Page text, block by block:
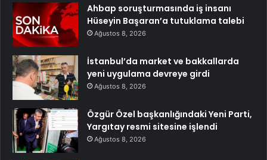
Ahbap soruşturmasında iş insanı
Hüseyin Başaran’a tutuklama talebi
Ağustos 8, 2026
İstanbul’da market ve bakkallarda
yeni uygulama devreye girdi
Ağustos 8, 2026
Özgür Özel başkanlığındaki Yeni Parti,
Yargıtay resmi sitesine işlendi
Ağustos 8, 2026